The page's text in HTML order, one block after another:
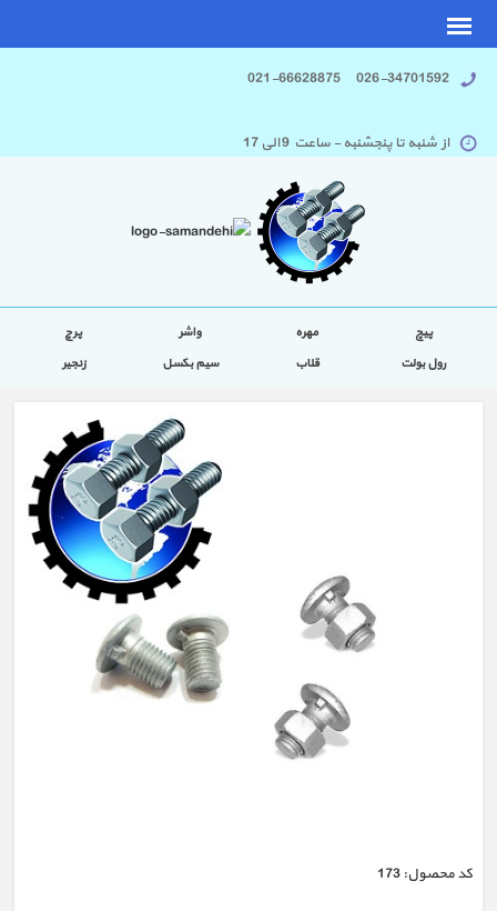
026-34701592 021-66628875
از شنبه تا پنجشنبه - ساعت 9 الی 17
پیچ مهره واشر
پرچ
رول بولت
قلاب سیم بکسل زنجیر
كد محصول: 173